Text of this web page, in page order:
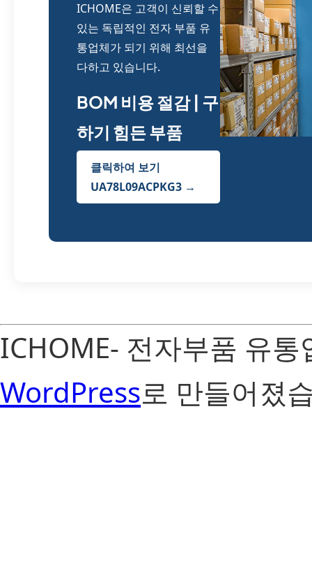
ICHOME은 고객이 신뢰할 수
있는 독립적인 전자 부품 유
통업체가 되기 위해 최선을
다하고 있습니다.
BOM 비용 절감 | 구
하기 힘든 부품
클릭하여 보기
UA78L09ACPKG3 →
ICHOME- 전자부품 유
WordPress로 만들어졌